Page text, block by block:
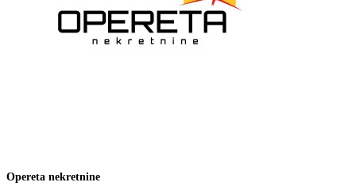
Opereta nekretnine